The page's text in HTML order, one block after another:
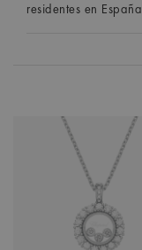
residentes en España.